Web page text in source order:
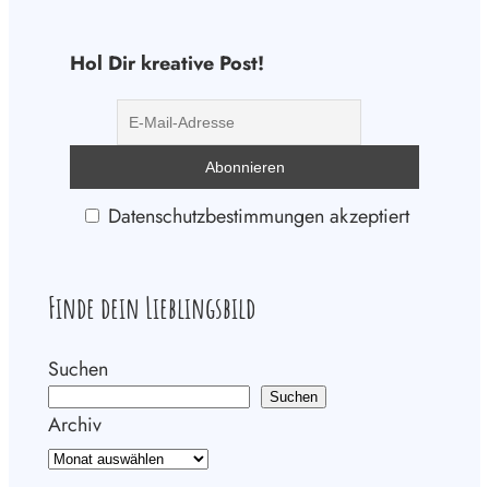
Hol Dir kreative Post!
Datenschutzbestimmungen akzeptiert
Finde dein Lieblingsbild
Suchen
Suchen
Archiv